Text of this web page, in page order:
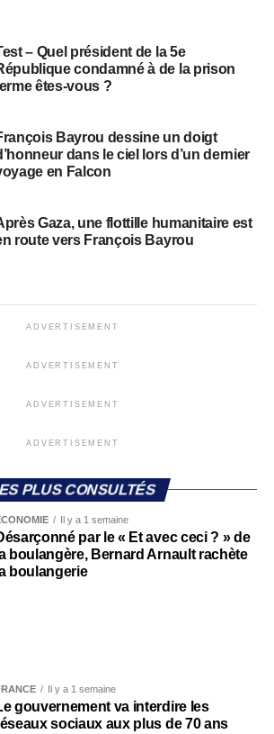
– Quel président de la 5e
condamné à de la prison
êtes-vous ?
Bayrou dessine un doigt
dans le ciel lors d’un dernier
en Falcon
Gaza, une flottille humanitaire est
route vers François Bayrou
ADVERTISEMENT
ADVERTISEMENT
ADVERTISEMENT
ADVERTISEMENT
PLUS CONSULTÉS
Il y a 1 semaine
par le « Et avec ceci ? » de
boulangère, Bernard Arnault rachète
boulangerie
Il y a 1 semaine
gouvernement va interdire les
sociaux aux plus de 70 ans